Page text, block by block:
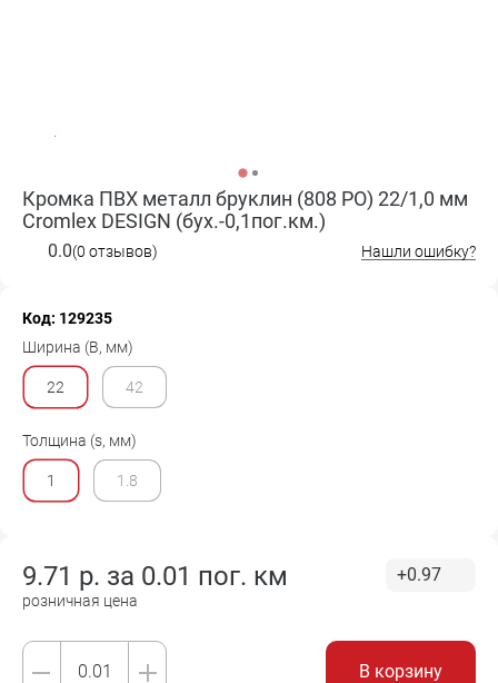
Кромка ПВХ металл бруклин (808 PO) 22/1,0 мм
Cromlex DESIGN (бух.-0,1пог.км.)
0.0(0 отзывов) Нашли ошибку?
Код: 129235
Ширина (B, мм)
22 42
Толщина (s, мм)
1 1.8
9.71 р. за 0.01 пог. км
розничная цена
+0.97
В корзину